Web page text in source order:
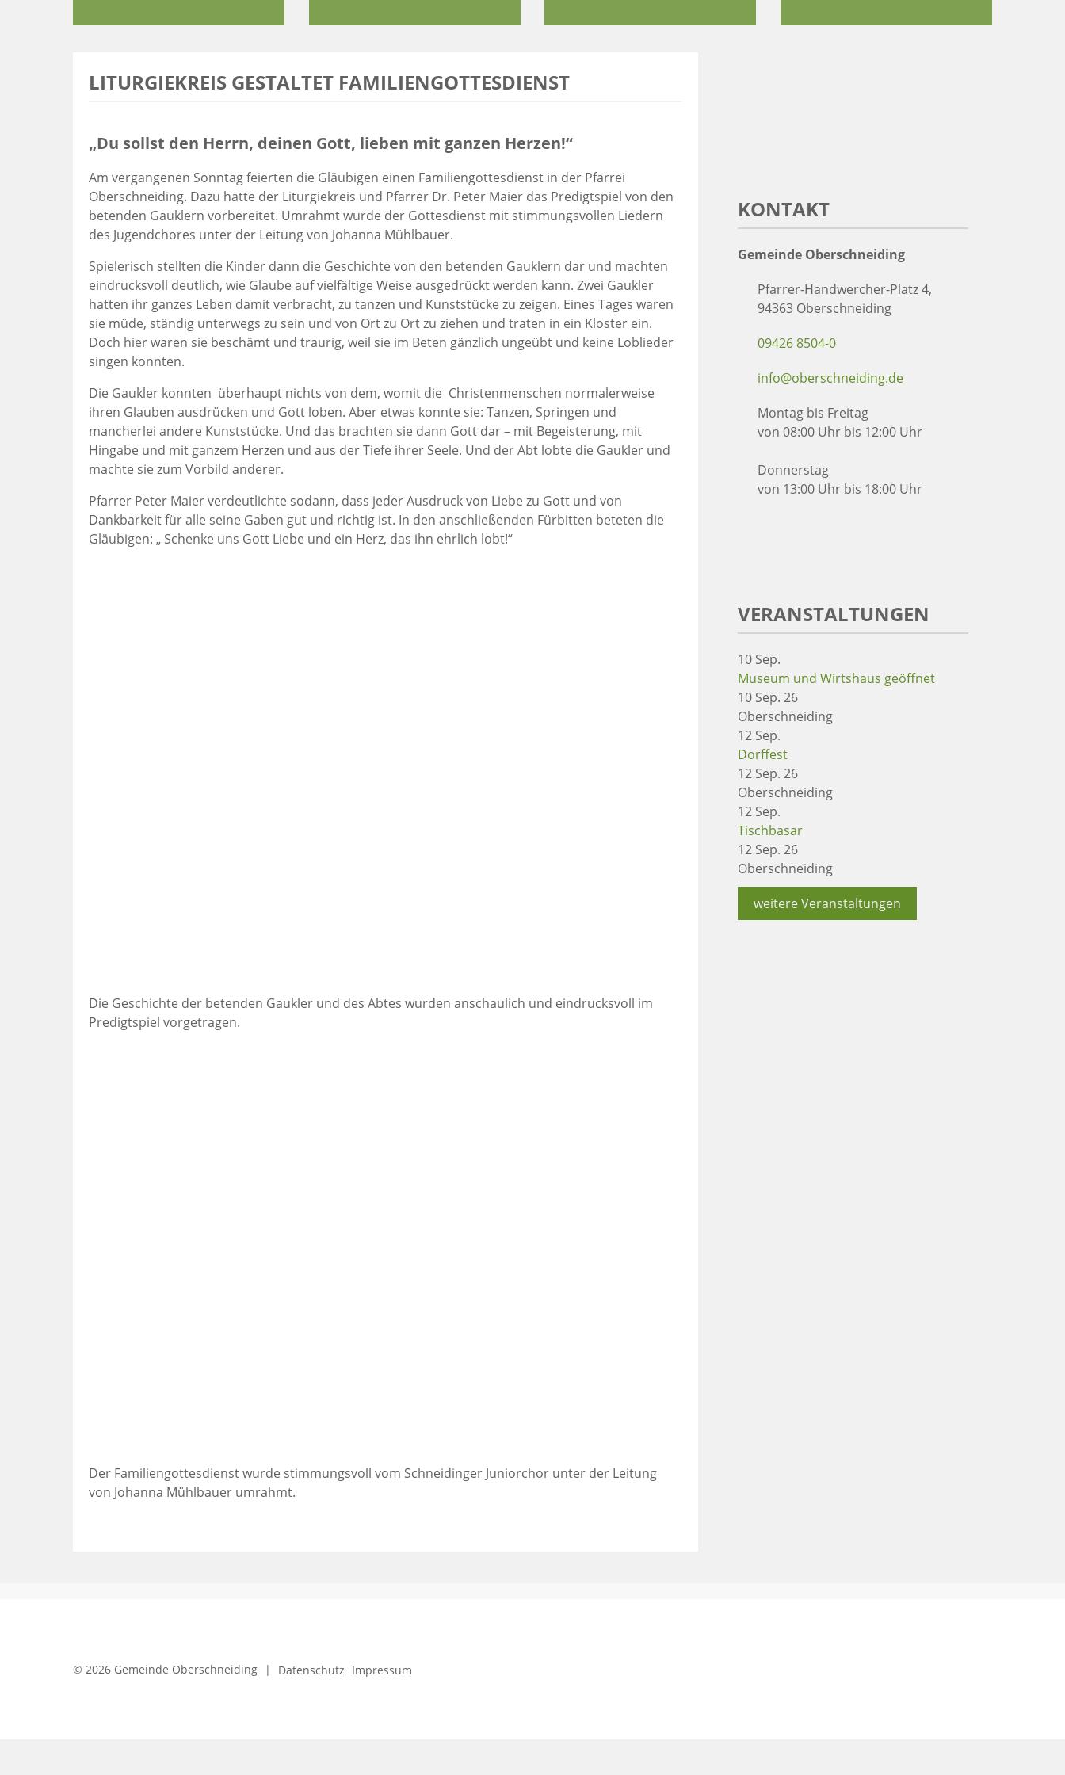
LITURGIEKREIS GESTALTET FAMILIENGOTTESDIENST
„Du sollst den Herrn, deinen Gott, lieben mit ganzen Herzen!“
Am vergangenen Sonntag feierten die Gläubigen einen Familiengottesdienst in der Pfarrei
Oberschneiding. Dazu hatte der Liturgiekreis und Pfarrer Dr. Peter Maier das Predigtspiel von den
betenden Gauklern vorbereitet. Umrahmt wurde der Gottesdienst mit stimmungsvollen Liedern
des Jugendchores unter der Leitung von Johanna Mühlbauer.
Spielerisch stellten die Kinder dann die Geschichte von den betenden Gauklern dar und machten
eindrucksvoll deutlich, wie Glaube auf vielfältige Weise ausgedrückt werden kann. Zwei Gaukler
hatten ihr ganzes Leben damit verbracht, zu tanzen und Kunststücke zu zeigen. Eines Tages waren
sie müde, ständig unterwegs zu sein und von Ort zu Ort zu ziehen und traten in ein Kloster ein.
Doch hier waren sie beschämt und traurig, weil sie im Beten gänzlich ungeübt und keine Loblieder
singen konnten.
Die Gaukler konnten überhaupt nichts von dem, womit die Christenmenschen normalerweise
ihren Glauben ausdrücken und Gott loben. Aber etwas konnte sie: Tanzen, Springen und
mancherlei andere Kunststücke. Und das brachten sie dann Gott dar – mit Begeisterung, mit
Hingabe und mit ganzem Herzen und aus der Tiefe ihrer Seele. Und der Abt lobte die Gaukler und
machte sie zum Vorbild anderer.
Pfarrer Peter Maier verdeutlichte sodann, dass jeder Ausdruck von Liebe zu Gott und von
Dankbarkeit für alle seine Gaben gut und richtig ist. In den anschließenden Fürbitten beteten die
Gläubigen: „ Schenke uns Gott Liebe und ein Herz, das ihn ehrlich lobt!“
Die Geschichte der betenden Gaukler und des Abtes wurden anschaulich und eindrucksvoll im
Predigtspiel vorgetragen.
Der Familiengottesdienst wurde stimmungsvoll vom Schneidinger Juniorchor unter der Leitung
von Johanna Mühlbauer umrahmt.
KONTAKT
Gemeinde Oberschneiding
Pfarrer-Handwercher-Platz 4,
94363 Oberschneiding
09426 8504-0
info@oberschneiding.de
Montag bis Freitag
von 08:00 Uhr bis 12:00 Uhr
Donnerstag
von 13:00 Uhr bis 18:00 Uhr
VERANSTALTUNGEN
10 Sep.
Museum und Wirtshaus geöffnet
10 Sep. 26
Oberschneiding
12 Sep.
Dorffest
12 Sep. 26
Oberschneiding
12 Sep.
Tischbasar
12 Sep. 26
Oberschneiding
weitere Veranstaltungen
© 2026 Gemeinde Oberschneiding | Datenschutz Impressum